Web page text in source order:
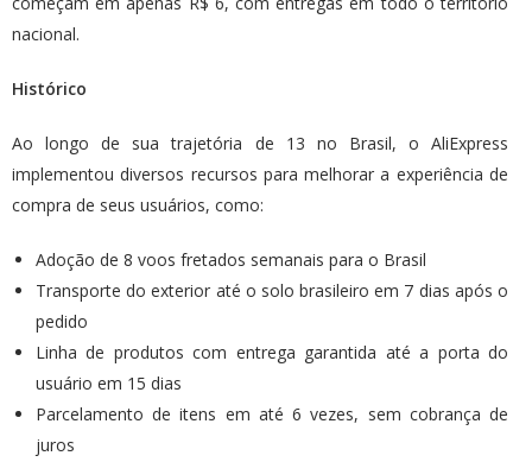
nacional.
Histórico
Ao longo de sua trajetória de 13 no Brasil, o AliExpress
implementou diversos recursos para melhorar a experiência de
compra de seus usuários, como:
Adoção de 8 voos fretados semanais para o Brasil
Transporte do exterior até o solo brasileiro em 7 dias após o
pedido
Linha de produtos com entrega garantida até a porta do
usuário em 15 dias
Parcelamento de itens em até 6 vezes, sem cobrança de
juros